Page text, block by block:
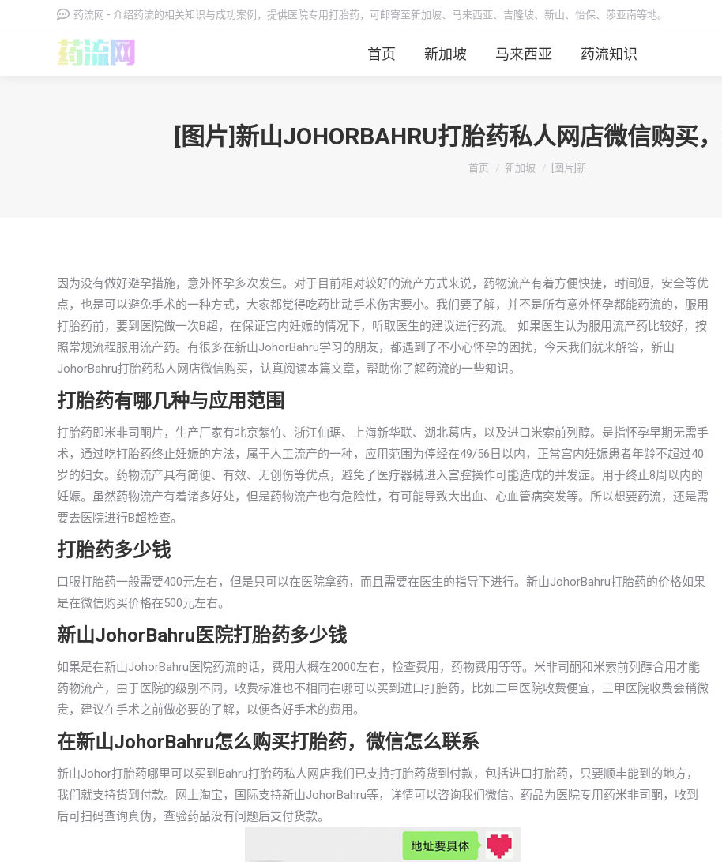
药流网 - 介绍药流的相关知识与成功案例，提供医院专用打胎药，可邮寄至新加坡、马来西亚、吉隆坡、新山、怡保、莎亚南等地。
首页 新加坡 马来西亚 药流知识
[图片]新山JOHORBAHRU打胎药私人网店微信购买
你在这里：
首页 新加坡 [图片]新…
因为没有做好避孕措施，意外怀孕多次发生。对于目前相对较好的流产方式来说，药物流产有着方便快捷，时间短，安全等优
点，也是可以避免手术的一种方式，大家都觉得吃药比动手术伤害要小。我们要了解，并不是所有意外怀孕都能药流的，服用
打胎药前，要到医院做一次B超，在保证宫内妊娠的情况下，听取医生的建议进行药流。 如果医生认为服用流产药比较好，按
照常规流程服用流产药。有很多在新山JohorBahru学习的朋友，都遇到了不小心怀孕的困扰，今天我们就来解答，新山
JohorBahru打胎药私人网店微信购买，认真阅读本篇文章，帮助你了解药流的一些知识。
打胎药有哪几种与应用范围
打胎药即米非司酮片，生产厂家有北京紫竹、浙江仙琚、上海新华联、湖北葛店，以及进口米索前列醇。是指怀孕早期无需手
术，通过吃打胎药终止妊娠的方法，属于人工流产的一种，应用范围为停经在49/56日以内，正常宫内妊娠患者年龄不超过40
岁的妇女。药物流产具有简便、有效、无创伤等优点，避免了医疗器械进入宫腔操作可能造成的并发症。用于终止8周以内的
妊娠。虽然药物流产有着诸多好处，但是药物流产也有危险性，有可能导致大出血、心血管病突发等。所以想要药流，还是需
要去医院进行B超检查。
打胎药多少钱
口服打胎药一般需要400元左右，但是只可以在医院拿药，而且需要在医生的指导下进行。新山JohorBahru打胎药的价格如果
是在微信购买价格在500元左右。
新山JohorBahru医院打胎药多少钱
如果是在新山JohorBahru医院药流的话，费用大概在2000左右，检查费用，药物费用等等。米非司酮和米索前列醇合用才能
药物流产，由于医院的级别不同，收费标准也不相同在哪可以买到进口打胎药，比如二甲医院收费便宜，三甲医院收费会稍微
贵，建议在手术之前做必要的了解，以便备好手术的费用。
在新山JohorBahru怎么购买打胎药，微信怎么联系
新山Johor打胎药哪里可以买到Bahru打胎药私人网店我们已支持打胎药货到付款，包括进口打胎药，只要顺丰能到的地方，
我们就支持货到付款。网上淘宝，国际支持新山JohorBahru等，详情可以咨询我们微信。药品为医院专用药米非司酮，收到
后可扫码查询真伪，查验药品没有问题后支付货款。